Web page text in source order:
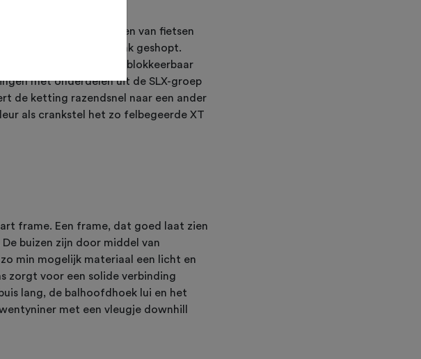
het gaat om het bouwen van fietsen
de Reaction Pro is flink geshopt.
luchtgeveerd en blokkeerbaar
met onderdelen uit de SLX-groep
de ketting razendsnel naar een ander
als crankstel het zo felbegeerde XT
frame. Een frame, dat goed laat zien
buizen zijn door middel van
min mogelijk materiaal een licht en
zorgt voor een solide verbinding
lang, de balhoofdhoek lui en het
met een vleugje downhill